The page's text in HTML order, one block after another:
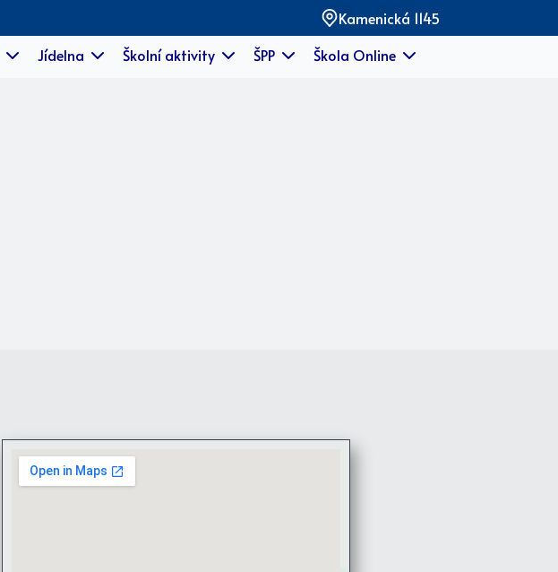
Kamenická 1145
Jídelna Školní aktivity ŠPP Škola Online